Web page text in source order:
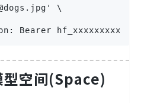
\
Bearer
空间(Space)